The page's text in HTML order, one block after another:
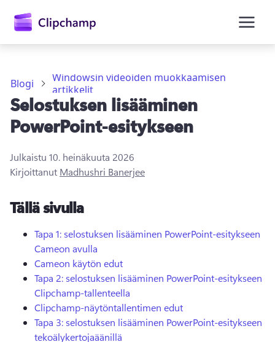
Kirjaudu sisään
Blogi
Windowsin videoiden muokkaamisen
artikkelit
Selostuksen lisääminen
PowerPoint-esitykseen
Julkaistu 10. heinäkuuta 2026
Kirjoittanut Madhushri Banerjee
Tällä sivulla
Tapa 1: selostuksen lisääminen PowerPoint-esitykseen
Cameon avulla
Cameon käytön edut
Tapa 2: selostuksen lisääminen PowerPoint-esitykseen
Clipchamp-tallenteella
Clipchamp-näytöntallentimen edut
Tapa 3: selostuksen lisääminen PowerPoint-esitykseen
tekoälykertojaäänillä